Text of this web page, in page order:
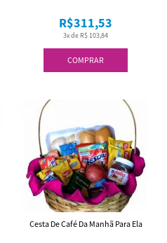
COMPRAR
3x de R$ 103,84
R$311,53
Cesta De Café Da Manhã Para Ela